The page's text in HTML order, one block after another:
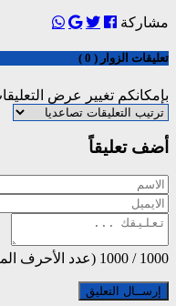
مشاركة
تعليقات الزوار ( 0 )
بإمكانكم تغيير عرض
أضف تعليقاً
1000
/
1000 (عدد الأحرف